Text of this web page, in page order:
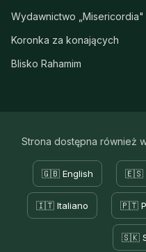
Wydawnictwo „Misericordia"
Koronka za konających
Blisko Rahamim
Strona dostępna również
🇬🇧 English 🇪🇸
🇮🇹 Italiano 🇵🇹
🇸🇰